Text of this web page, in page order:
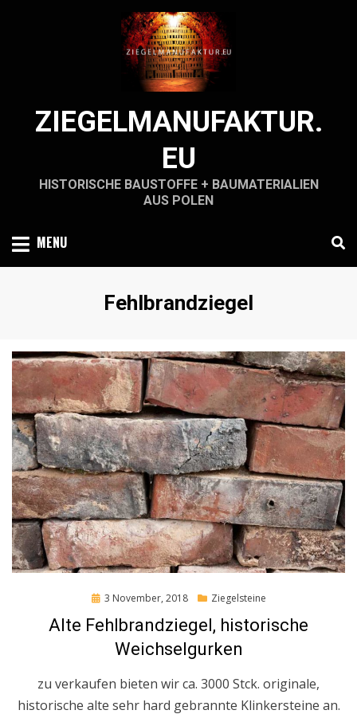
ZIEGELMANUFAKTUR.
EU
HISTORISCHE BAUSTOFFE + BAUMATERIALIEN
AUS POLEN
MENU
Schlagwort
:
Fehlbrandziegel
Posted
3 November, 2018 Ziegelsteine
Alte Fehlbrandziegel, historische
Weichselgurken
zu verkaufen bieten wir ca. 3000 Stck. originale,
historische alte sehr hard gebrannte Klinkersteine an.